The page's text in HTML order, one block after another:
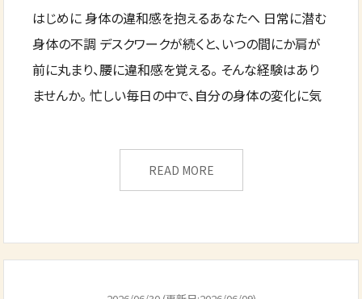
はじめに 身体の違和感を抱えるあなたへ 日常に潜む
身体の不調 デスクワークが続くと、いつの間にか肩が
前に丸まり、腰に違和感を覚える。 そんな経験はあり
ませんか。 忙しい毎日の中で、自分の身体の変化に気
READ MORE